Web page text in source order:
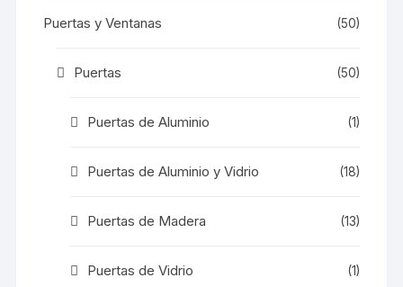
Puertas y Ventanas (50)
Puertas (50)
Puertas de Aluminio (1)
Puertas de Aluminio y Vidrio (18)
Puertas de Madera (13)
Puertas de Vidrio (1)